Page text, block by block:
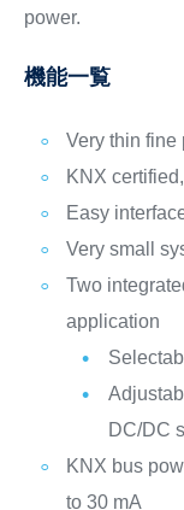
power.
機能一覧
Very thin fine
KNX
Easy
Very small
Two
application
DC/DC
KNX bus
to 30 mA